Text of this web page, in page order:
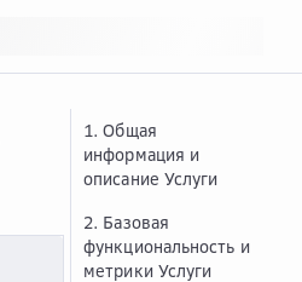
1. Общая
информация и
описание Услуги
2. Базовая
функциональность и
метрики Услуги